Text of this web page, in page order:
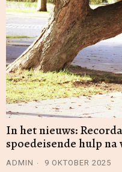
In het nieuws:
spoedeisende hulp
ADMIN 9 OKTOBER 2025